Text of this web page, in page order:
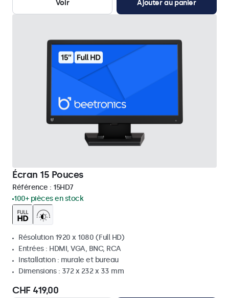
Voir Ajouter au panier
Écran 15 Pouces
Référence : 15HD7
100+ pièces en stock
Résolution 1920 x 1080 (Full HD)
Entrées : HDMI, VGA, BNC, RCA
Installation : murale et bureau
Dimensions : 372 x 232 x 33 mm
CHF 419,00